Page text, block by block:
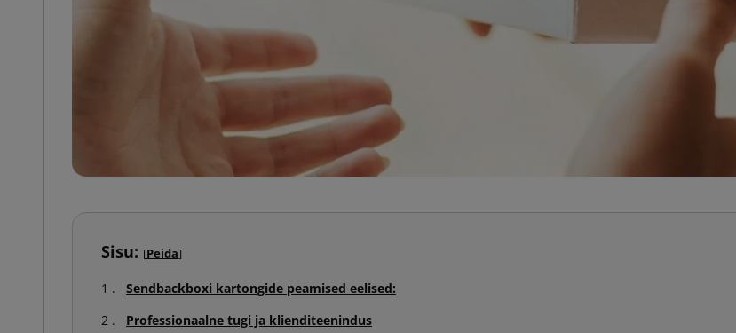
Sisu: [Peida]
Sendbackboxi kartongide peamised eelised:
Professionaalne tugi ja klienditeenindus